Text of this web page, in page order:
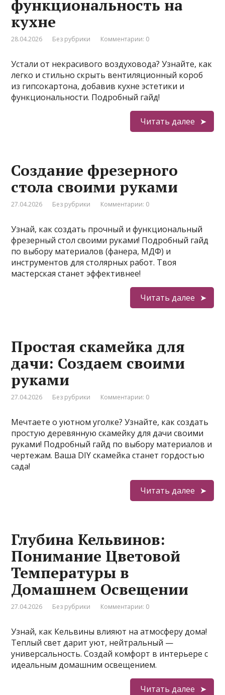
функциональность на
кухне
28.04.2026 Без рубрики Комментарии: 0
Устали от некрасивого воздуховода? Узнайте, как
легко и стильно скрыть вентиляционный короб
из гипсокартона, добавив кухне эстетики и
функциональности. Подробный гайд!
Читать далее
Создание фрезерного
стола своими руками
27.04.2026 Без рубрики Комментарии: 0
Узнай, как создать прочный и функциональный
фрезерный стол своими руками! Подробный гайд
по выбору материалов (фанера, МДФ) и
инструментов для столярных работ. Твоя
мастерская станет эффективнее!
Читать далее
Простая скамейка для
дачи: Создаем своими
руками
27.04.2026 Без рубрики Комментарии: 0
Мечтаете о уютном уголке? Узнайте, как создать
простую деревянную скамейку для дачи своими
руками! Подробный гайд по выбору материалов и
чертежам. Ваша DIY скамейка станет гордостью
сада!
Читать далее
Глубина Кельвинов:
Понимание Цветовой
Температуры в
Домашнем Освещении
27.04.2026 Без рубрики Комментарии: 0
Узнай, как Кельвины влияют на атмосферу дома!
Теплый свет дарит уют, нейтральный —
универсальность. Создай комфорт в интерьере с
идеальным домашним освещением.
Читать далее